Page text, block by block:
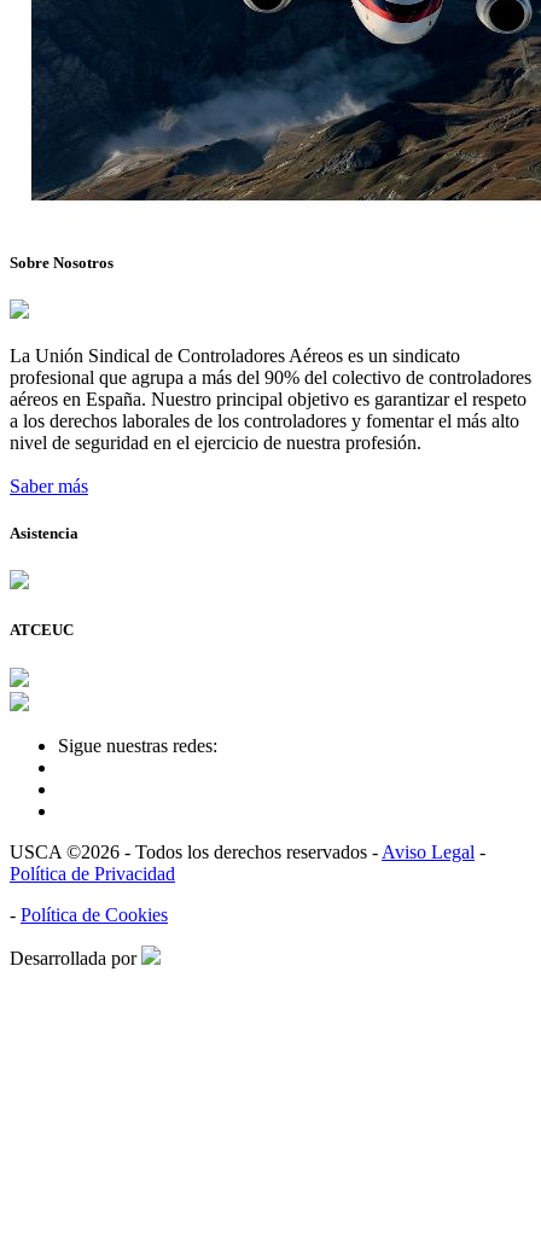
Sobre Nosotros
La Unión Sindical de Controladores Aéreos es un sindicato
profesional que agrupa a más del 90% del colectivo de controladores
aéreos en España. Nuestro principal objetivo es garantizar el respeto
a los derechos laborales de los controladores y fomentar el más alto
nivel de seguridad en el ejercicio de nuestra profesión.
Saber más
Asistencia
ATCEUC
Sigue nuestras redes:
USCA ©2026 - Todos los derechos reservados - Aviso Legal -
Política de Privacidad
- Política de Cookies
Desarrollada por